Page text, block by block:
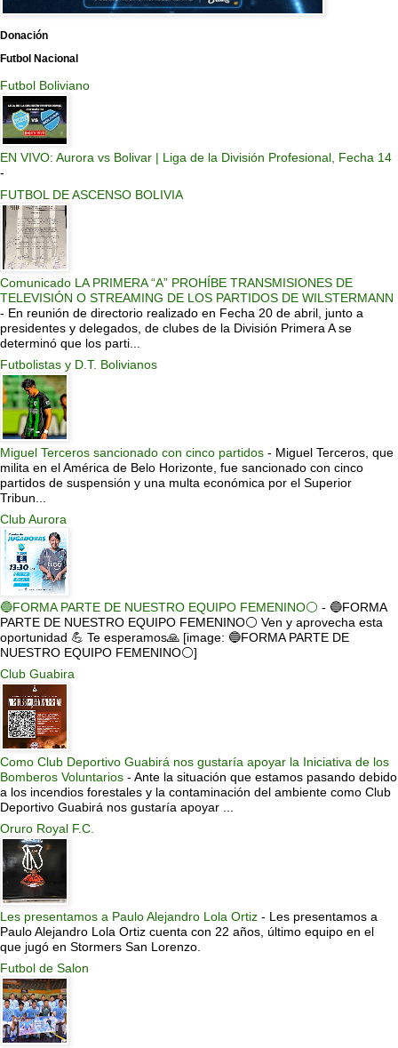
Donación
Futbol Nacional
Futbol Boliviano
EN VIVO: Aurora vs Bolivar | Liga de la División Profesional, Fecha 14
-
FUTBOL DE ASCENSO BOLIVIA
Comunicado LA PRIMERA “A” PROHÍBE TRANSMISIONES DE
TELEVISIÓN O STREAMING DE LOS PARTIDOS DE WILSTERMANN
- En reunión de directorio realizado en Fecha 20 de abril, junto a
presidentes y delegados, de clubes de la División Primera A se
determinó que los parti...
Futbolistas y D.T. Bolivianos
Miguel Terceros sancionado con cinco partidos - Miguel Terceros, que
milita en el América de Belo Horizonte, fue sancionado con cinco
partidos de suspensión y una multa económica por el Superior
Tribun...
Club Aurora
🔵FORMA PARTE DE NUESTRO EQUIPO FEMENINO⚪ - 🔵FORMA
PARTE DE NUESTRO EQUIPO FEMENINO⚪ Ven y aprovecha esta
oportunidad 💪 Te esperamos🙏 [image: 🔵FORMA PARTE DE
NUESTRO EQUIPO FEMENINO⚪]
Club Guabira
Como Club Deportivo Guabirá nos gustaría apoyar la Iniciativa de los
Bomberos Voluntarios - Ante la situación que estamos pasando debido
a los incendios forestales y la contaminación del ambiente como Club
Deportivo Guabirá nos gustaría apoyar ...
Oruro Royal F.C.
Les presentamos a Paulo Alejandro Lola Ortiz - Les presentamos a
Paulo Alejandro Lola Ortiz cuenta con 22 años, último equipo en el
que jugó en Stormers San Lorenzo.
Futbol de Salon